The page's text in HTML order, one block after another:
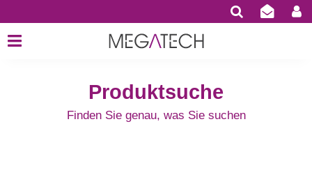
Produktsuche
Finden Sie genau, was Sie suchen